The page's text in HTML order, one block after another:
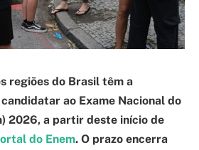
regiões do Brasil têm a
ao Exame Nacional do
2026, a partir deste início de
do Enem. O prazo encerra